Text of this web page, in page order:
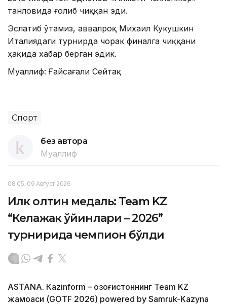
танловида ғолиб чиққан эди.
Эслатиб ўтамиз, аввалроқ Михаил Кукушкин
Италиядаги турнирда чорак финалга чиққани
ҳақида хабар берган эдик.
Муаллиф: Ғайсағали Сейтақ
Спорт
без автора
Муаллиф
08:05, 09 Август 2026
Илк олтин медаль: Team KZ
“Келажак ўйинлари – 2026”
турнирида чемпион бўлди
ASTANА. Кazinform – Қозоғистоннинг Team KZ
жамоаси (GOTF 2026) powered by Samruk-Kazyna